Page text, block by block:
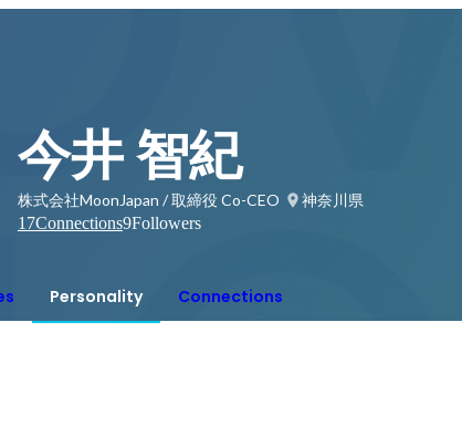
今井 智紀
株式会社MoonJapan / 取締役 Co-CEO
神奈川県
17Connections9Followers
Personality Connections